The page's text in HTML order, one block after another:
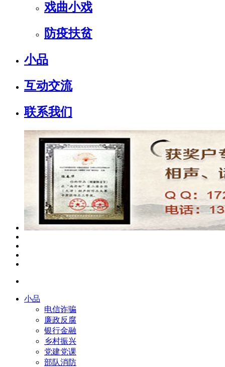
戏曲小戏
防疫扶贫
小品
互动交流
联系我们
小品
电信诈骗
廉政反腐
银行金融
乡村振兴
党建党课
部队消防